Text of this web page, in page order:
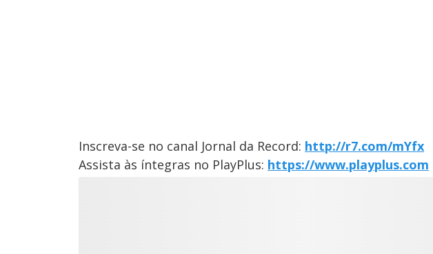
Inscreva-se no canal Jornal da Record: http://r7.com/mYfx
Assista às íntegras no PlayPlus: https://www.playplus.com